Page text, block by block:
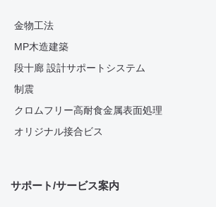
金物工法
MP木造建築
段十廊 設計サポートシステム
制震
クロムフリー高耐食金属表面処理
オリジナル接合ビス
サポート/サービス案内